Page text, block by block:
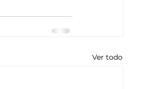
Ver todo